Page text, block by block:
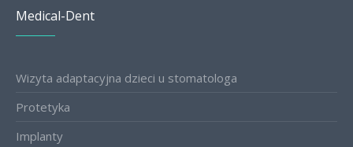
Medical-Dent
Wizyta adaptacyjna dzieci u stomatologa
Protetyka
Implanty